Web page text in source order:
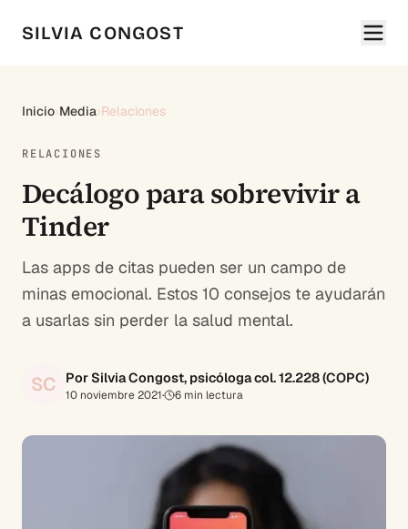
SILVIA CONGOST
Inicio›Media›Relaciones
RELACIONES
Decálogo para sobrevivir a
Tinder
Las apps de citas pueden ser un campo de
minas emocional. Estos 10 consejos te ayudarán
a usarlas sin perder la salud mental.
SC Por Silvia Congost, psicóloga col. 12.228 (COPC)
10 noviembre 2021· 6 min lectura